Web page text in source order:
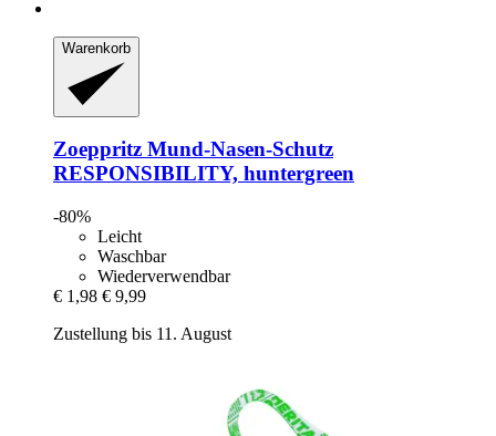
Warenkorb
Zoeppritz Mund-​Nasen-​Schutz
RESPONSIBILITY, huntergreen
-80%
Leicht
Waschbar
Wiederverwendbar
€ 1,98 € 9,99
Zustellung bis 11. August